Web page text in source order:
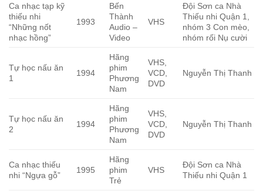
Ca nhạc tạp kỹ
thiếu nhi
“Những nốt
nhạc hồng”
1993
Bến
Thành
Audio –
Video
VHS
Đội Sơn ca Nhà
Thiếu nhi Quận 1,
nhóm 3 Con mèo,
nhóm rối Nụ cười
Tự học nấu ăn
1
1994
Hãng
phim
Phương
Nam
VHS,
VCD,
DVD
Nguyễn Thị Thanh
Tự học nấu ăn
2
1994
Hãng
phim
Phương
Nam
VHS,
VCD,
DVD
Nguyễn Thị Thanh
Ca nhạc thiếu
nhi “Ngựa gỗ”
1995
Hãng
phim
Trẻ
VHS
Đội Sơn ca Nhà
Thiếu nhi Quận 1